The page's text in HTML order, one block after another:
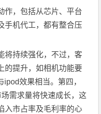
作，包括从芯片、平台
手机代工，都有整合压
持续强化，不过，客
的提升，如相机功能要
效果相当。第四，
需求量将快速成长，这
入市占率及毛利率的心